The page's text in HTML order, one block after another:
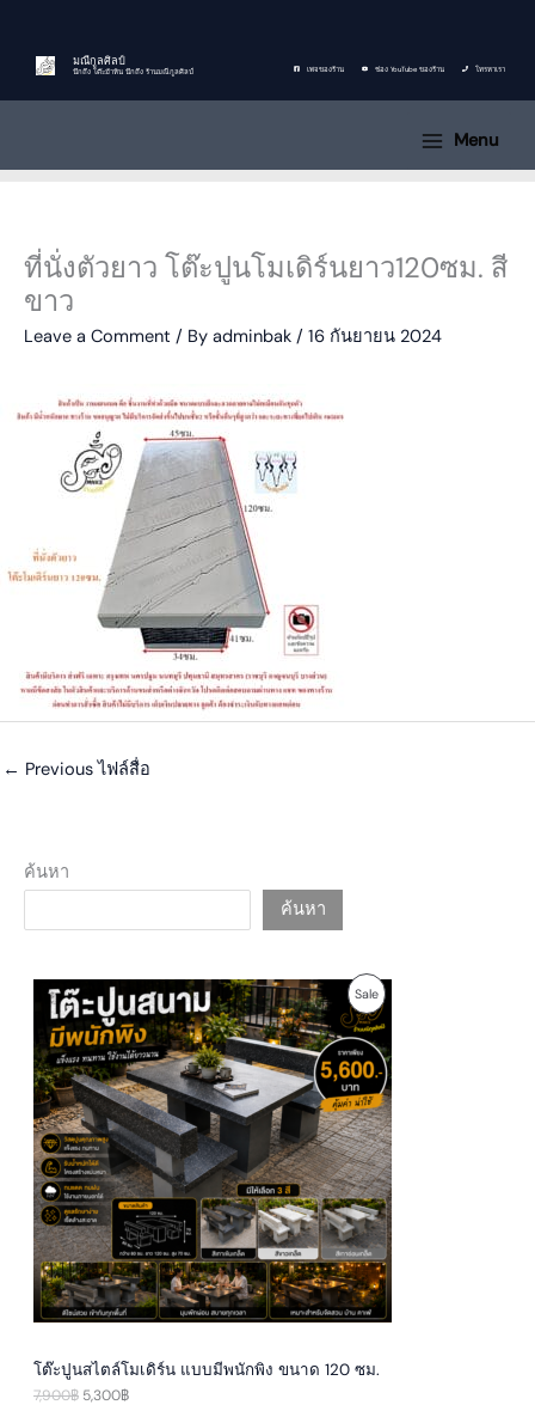
content
มณีกูลศิลป์
นึกถึง โต๊ะม้าหิน นึกถึง ร้านมณีกูลศิลป์ เพจของร้าน ช่อง YouTube ของร้าน โทรหาเรา
Menu
ที่นั่งตัวยาว โต๊ะปูนโมเดิร์นยาว120ซม. สี
ขาว
Leave a Comment / By adminbak / 16 กันยายน 2024
← Previous ไฟล์สื่อ
ค้นหา
ค้นหา
SaleP
R
O
D
U
C
T
O
N
A
โต๊ะปูนสไตล์โมเดิร์น แบบมีพนักพิง ขนาด 120 ซม.
7,900฿
r
g
i
n
a
l
p
r
i
c
e
w
a
s
:
7
,
9
0
฿
.5,300฿
u
r
r
e
n
t
p
r
i
c
e
i
s
:
5
,
3
0
0
.